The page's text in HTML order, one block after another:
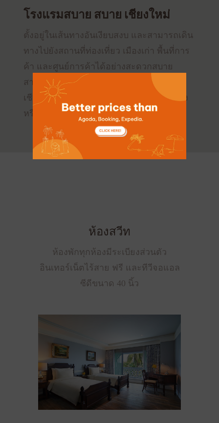
โรงแรมสบาย สบาย เชียงใหม่
ตั้งอยู่ในเส้นทางอันเงียบสงบ และสามารถเดิน
ทางไปยังสถานที่ท่องเที่ยว เมืองเก่า พื้นที่การ
ค้า และศูนย์การค้าได้อย่างสะดวกสบาย
สามารถเดินทางไปยังสนามบินนานาชาติ
เชียงใหม่และสถานีขนส่งด้วยรถแท็กซี่สีแดง
หรือแท็กซี่ที่ให้บริการตลอด 24 ชั่วโมง
ห้องสวีท
ห้องพักทุกห้องมีระเบียงส่วนตัว
อินเทอร์เน็ตไร้สาย ฟรี และทีวีจอแอล
ซีดีขนาด 40 นิ้ว